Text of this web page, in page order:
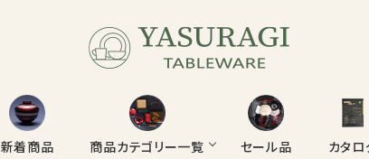
新着商品 商品カテゴリー一覧 セール品 カタロ